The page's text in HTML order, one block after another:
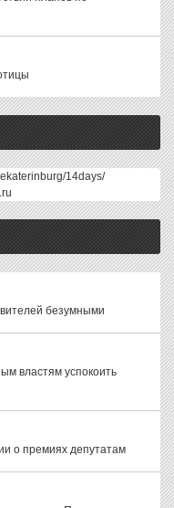
14days/
безумными
властям успокоить
о премиях депутатам